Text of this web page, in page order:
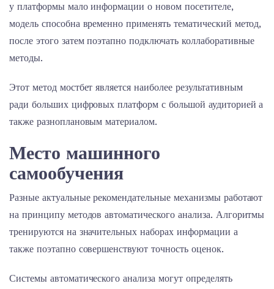
у платформы мало информации о новом посетителе,
модель способна временно применять тематический метод,
после этого затем поэтапно подключать коллаборативные
методы.
Этот метод мостбет является наиболее результативным
ради больших цифровых платформ с большой аудиторией а
также разноплановым материалом.
Место машинного
самообучения
Разные актуальные рекомендательные механизмы работают
на принципу методов автоматического анализа. Алгоритмы
тренируются на значительных наборах информации а
также поэтапно совершенствуют точность оценок.
Системы автоматического анализа могут определять